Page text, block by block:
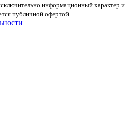
информационный характер и
публичной офертой.